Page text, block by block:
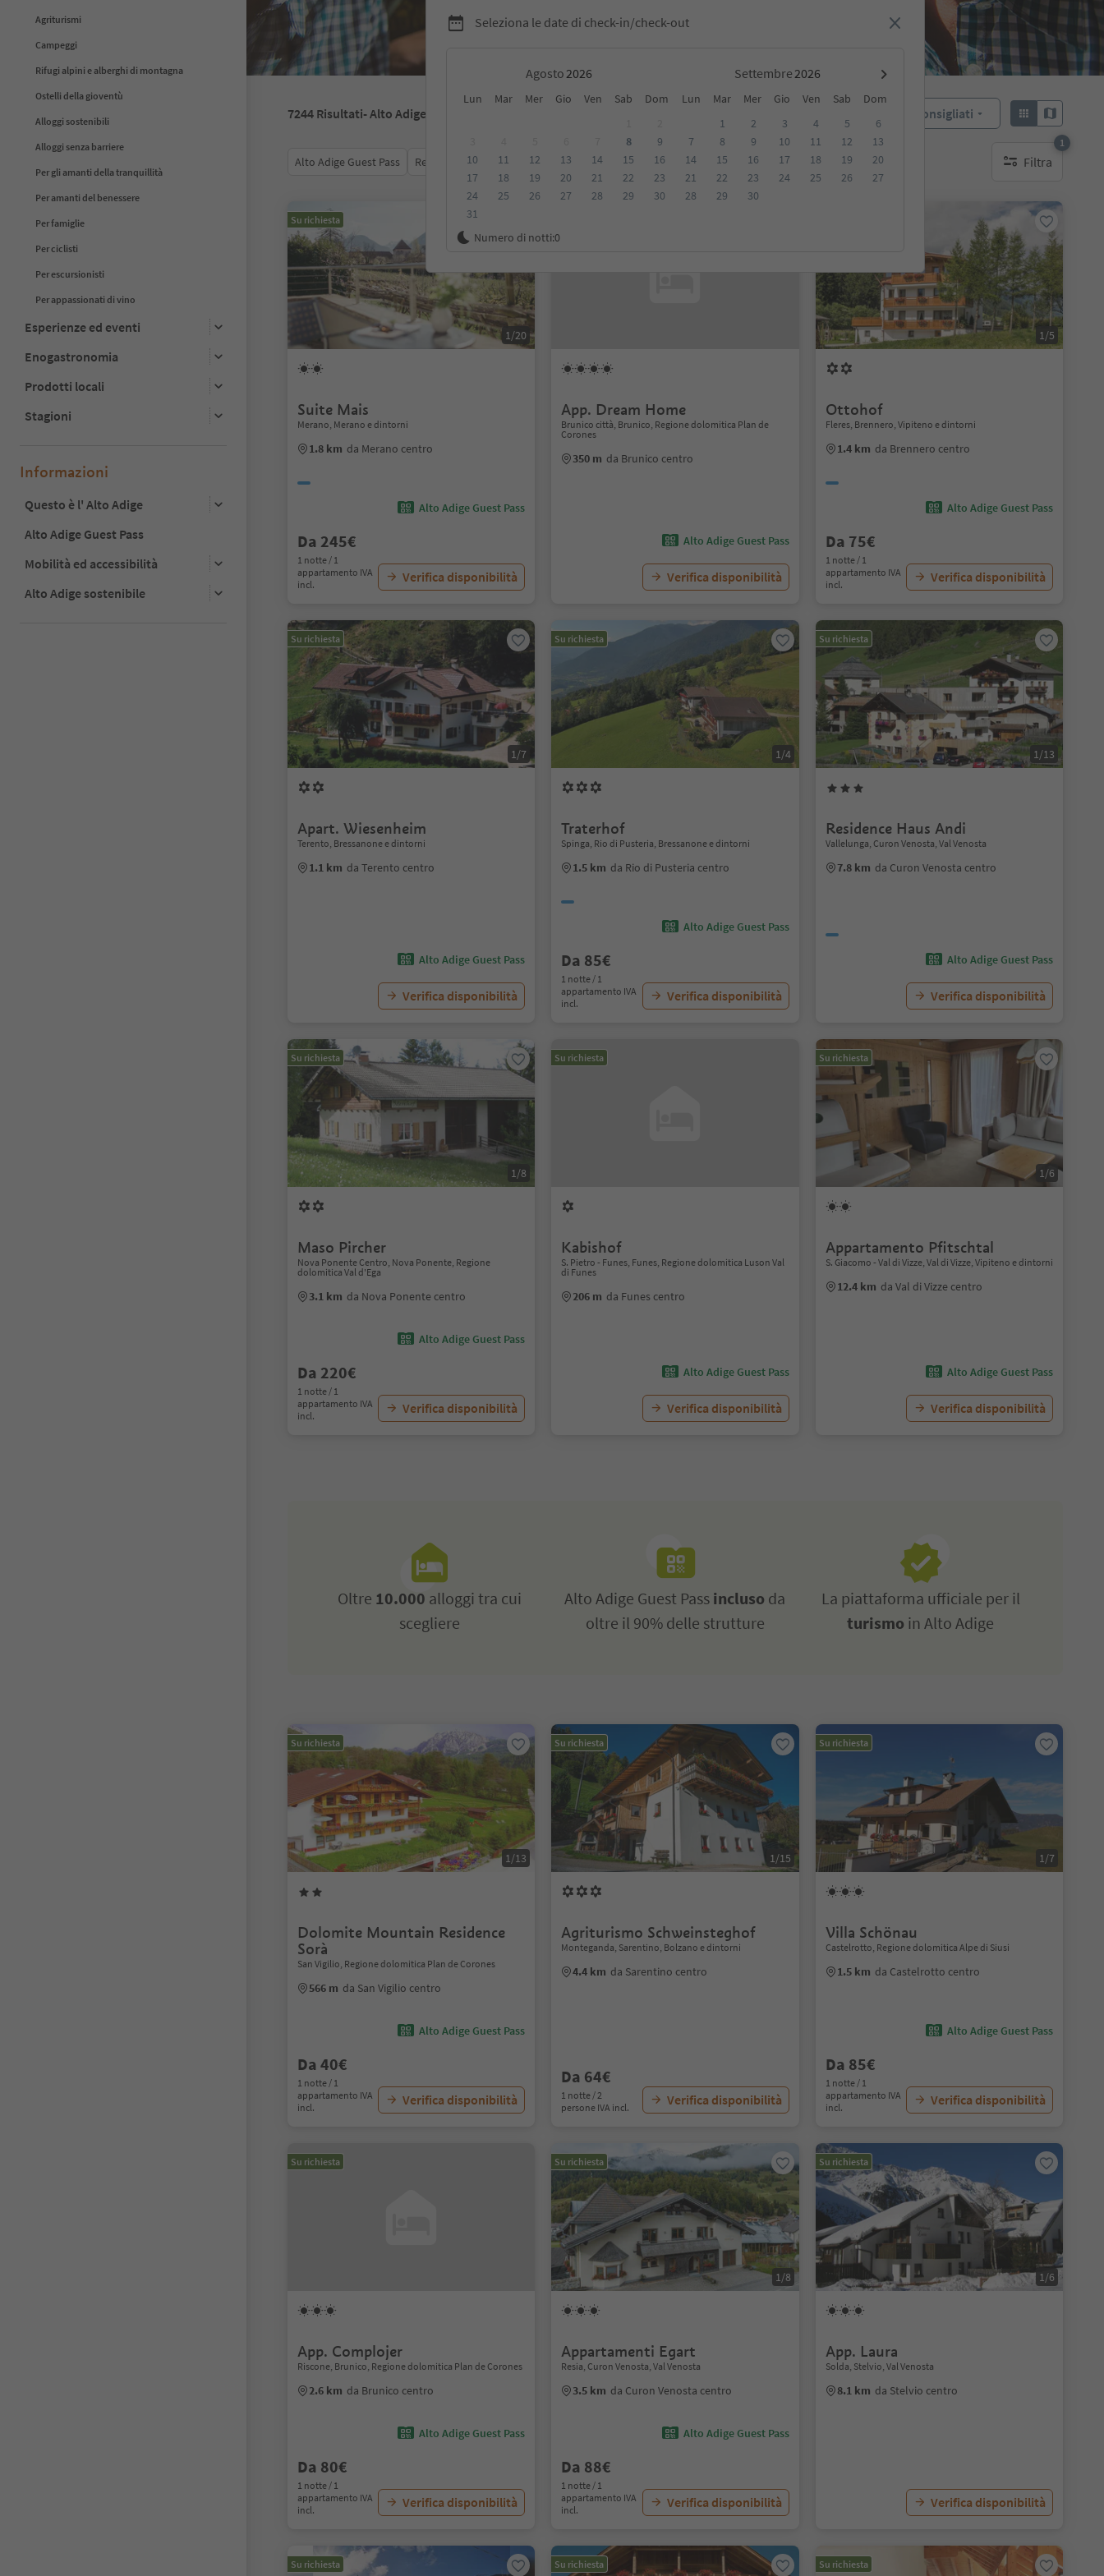
Agriturismi
Campeggi
Rifugi alpini e alberghi di montagna
Ostelli della gioventù
Alloggi sostenibili
Alloggi senza barriere
Per gli amanti della tranquillità
Per amanti del benessere
Per famiglie
Per ciclisti
Per escursionisti
Per appassionati di vino
Esperienze ed eventi
Enogastronomia
Prodotti locali
Stagioni
Informazioni
Questo è l' Alto Adige
Alto Adige Guest Pass
Mobilità ed accessibilità
Alto Adige sostenibile
Seleziona le date di check-in/check-out
Agosto Settembre
Lun Mar Mer Gio Ven Sab Dom Lun Mar Mer Gio Ven Sab
Dom
8
9
10
11 12 13 14 15
16
17
18 19 20 21 22
23
24
25 26 27 28 29
30
31
1 2 3 4 5
6
7
8 9 10 11 12
13
14
15 16 17 18 19
20
21
22 23 24 25 26
27
28
29 30
Numero di notti:0
7244 Risultati- Alto Adige Consigliati
Alto Adige Guest Pass Recensioni Categoria Trattamento Alloggi sostenibili Filtra
1
1 filtro attivo
Su richiesta
1/20
Suite Mais
Merano, Merano e dintorni
1.8 km da Merano centro
Alto Adige Guest Pass
Da 245€
1 notte / 1
appartamento IVA
incl.
Verifica disponibilità
App. Dream Home
Brunico città, Brunico, Regione dolomitica Plan de
Corones
350 m da Brunico centro
Alto Adige Guest Pass
Verifica disponibilità
1/5
Ottohof
Fleres, Brennero, Vipiteno e dintorni
1.4 km da Brennero centro
Alto Adige Guest Pass
Da 75€
1 notte / 1
appartamento IVA
incl.
Verifica disponibilità
Su richiesta
1/7
Apart. Wiesenheim
Terento, Bressanone e dintorni
1.1 km da Terento centro
Alto Adige Guest Pass
Verifica disponibilità
Su richiesta
1/4
Traterhof
Spinga, Rio di Pusteria, Bressanone e dintorni
1.5 km da Rio di Pusteria centro
Alto Adige Guest Pass
Da 85€
1 notte / 1
appartamento IVA
incl.
Verifica disponibilità
Su richiesta
1/13
Residence Haus Andi
Vallelunga, Curon Venosta, Val Venosta
7.8 km da Curon Venosta centro
Alto Adige Guest Pass
Verifica disponibilità
Su richiesta
1/8
Maso Pircher
Nova Ponente Centro, Nova Ponente, Regione
dolomitica Val d'Ega
3.1 km da Nova Ponente centro
Alto Adige Guest Pass
Da 220€
1 notte / 1
appartamento IVA
incl.
Verifica disponibilità
Su richiesta
Kabishof
S. Pietro - Funes, Funes, Regione dolomitica Luson Val
di Funes
206 m da Funes centro
Alto Adige Guest Pass
Verifica disponibilità
Su richiesta
1/6
Appartamento Pfitschtal
S. Giacomo - Val di Vizze, Val di Vizze, Vipiteno e dintorni
12.4 km da Val di Vizze centro
Alto Adige Guest Pass
Verifica disponibilità
Oltre 10.000 alloggi tra cui
scegliere
Alto Adige Guest Pass incluso da
oltre il 90% delle strutture
La piattaforma ufficiale per il
turismo in Alto Adige
Su richiesta
1/13
Dolomite Mountain Residence
Sorà
San Vigilio, Regione dolomitica Plan de Corones
566 m da San Vigilio centro
Alto Adige Guest Pass
Da 40€
1 notte / 1
appartamento IVA
incl.
Verifica disponibilità
Su richiesta
1/15
Agriturismo Schweinsteghof
Monteganda, Sarentino, Bolzano e dintorni
4.4 km da Sarentino centro
Da 64€
1 notte / 2
persone IVA incl.
Verifica disponibilità
Su richiesta
1/7
Villa Schönau
Castelrotto, Regione dolomitica Alpe di Siusi
1.5 km da Castelrotto centro
Alto Adige Guest Pass
Da 85€
1 notte / 1
appartamento IVA
incl.
Verifica disponibilità
Su richiesta
App. Complojer
Riscone, Brunico, Regione dolomitica Plan de Corones
2.6 km da Brunico centro
Alto Adige Guest Pass
Da 80€
1 notte / 1
appartamento IVA
incl.
Verifica disponibilità
Su richiesta
1/8
Appartamenti Egart
Resia, Curon Venosta, Val Venosta
3.5 km da Curon Venosta centro
Alto Adige Guest Pass
Da 88€
1 notte / 1
appartamento IVA
incl.
Verifica disponibilità
Su richiesta
1/6
App. Laura
Solda, Stelvio, Val Venosta
8.1 km da Stelvio centro
Verifica disponibilità
Su richiesta Su richiesta Su richiesta